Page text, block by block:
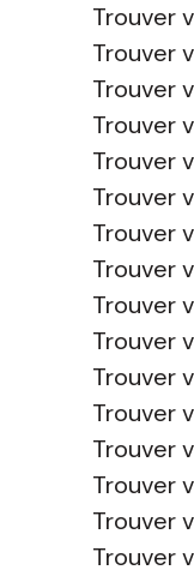
Trouver
Trouver
Trouver
Trouver
Trouver
Trouver
Trouver
Trouver
Trouver
Trouver
Trouver
Trouver
Trouver
Trouver
Trouver
Trouver